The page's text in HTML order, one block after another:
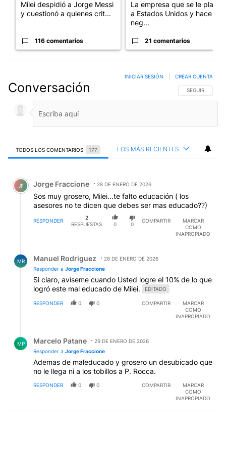
Milei despidió a Jorge Messi
y cuestionó a quienes crit...
116 comentarios
La empresa que se le plantó
a Estados Unidos y hace
neg...
21 comentarios
Conversación SIGA ESTA
SEGUIR
INICIAR SESIÓN CREAR CUENTA
TODOS LOS COMENTARIOS 177 LOS MÁS RECIENTES
Comentario de Jorge Fraccione.
JF Jorge Fraccione 28 DE ENERO DE 2026
Sos muy grosero, Milei...te falto educación ( los
asesores no te dicen que debes ser mas educado??)
RESPONDER
2
RESPUESTAS
0 0
COMPARTIR
MARCAR
COMO
INAPROPIADO
MR Manuel Rodriguez
28 DE ENERO DE 2026
Responder a Jorge Fraccione
Si claro, avíseme cuando Usted logre el 10% de lo que
logró este mal educado de Milei.
EDITADO
RESPONDER 0 0 COMPARTIR
MARCAR
COMO
INAPROPIADO
MP Marcelo Patane
29 DE ENERO DE 2026
Responder a Jorge Fraccione
Ademas de maleducado y grosero un desubicado que
no le llega ni a los tobillos a P. Rocca.
RESPONDER 0 0 COMPARTIR
MARCAR
COMO
INAPROPIADO